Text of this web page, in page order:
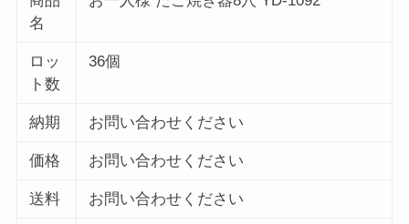
名
ロッ
ト数
36個
納期 お問い合わせください
価格 お問い合わせください
送料 お問い合わせください